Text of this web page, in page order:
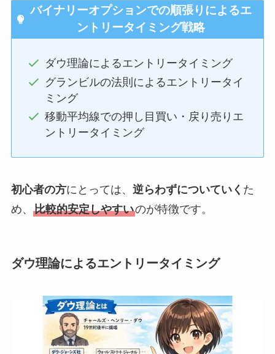
バイナリーオプションでの順張りによるエ
ントリータイミング戦略
ダウ理論によるエントリータイミング
グランビルの法則によるエントリータイ
ミング
移動平均線での押し目買い・戻り売りエ
ントリータイミング
初心者の方にとっては、 逆らわずについていく た
め、 比較的安定しやすいのが特徴です。
ダウ理論によるエントリータイミング